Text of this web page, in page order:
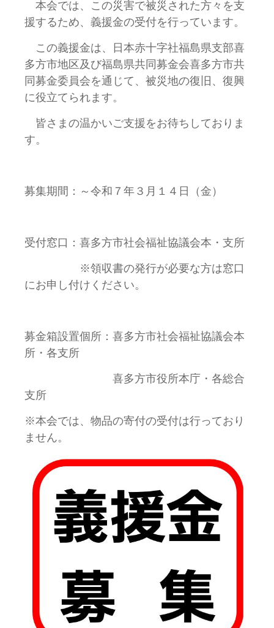
本会では、この災害で被災された方々を支
援するため、義援金の受付を行っています。
この義援金は、日本赤十字社福島県支部喜
多方市地区及び福島県共同募金会喜多方市共
同募金委員会を通じて、被災地の復旧、復興
に役立てられます。
皆さまの温かいご支援をお待ちしておりま
す。
募集期間：～令和７年３月１４日（金）
受付窓口：喜多方市社会福祉協議会本・支所
※領収書の発行が必要な方は窓口
にお申し付けください。
募金箱設置個所：喜多方市社会福祉協議会本
所・各支所
喜多方市役所本庁・各総合
支所
※本会では、物品の寄付の受付は行っており
ません。